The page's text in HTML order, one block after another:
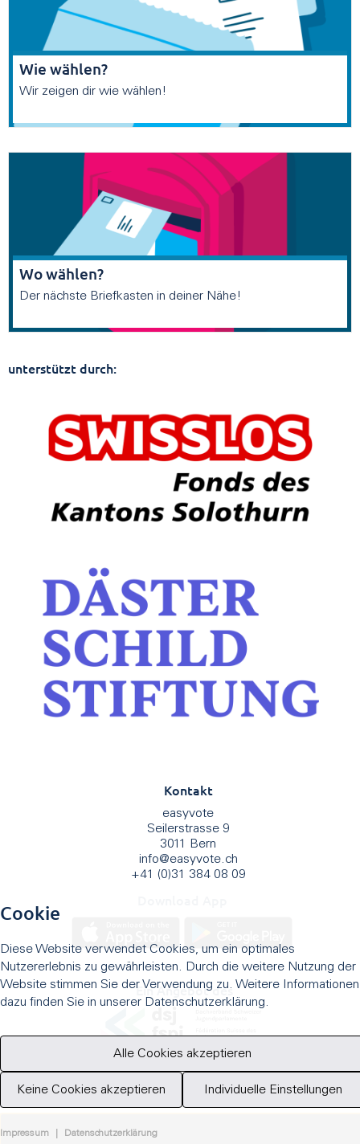
Wie wählen?
Wir zeigen dir wie wählen!
Wo wählen?
Der nächste Briefkasten in deiner Nähe!
unterstützt durch:
Kontakt
easyvote
Seilerstrasse 9
3011 Bern
info@easyvote.ch
+41 (0)31 384 08 09
Ein Angebot des
Cookie
Diese Website verwendet Cookies, um ein optimales
Nutzererlebnis zu gewährleisten. Durch die weitere Nutzung der
Website stimmen Sie der Verwendung zu. Weitere Informationen
dazu finden Sie in unserer Datenschutzerklärung.
Alle Cookies akzeptieren
Keine Cookies akzeptieren Individuelle Einstellungen
Impressum Datenschutzerklärung